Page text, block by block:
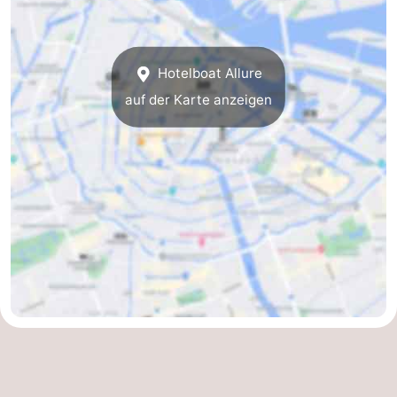
Südholland
Praktisch
Forum
Reisebuchshop
Őffentliche
Verkehr
Route
Hauptbahnhof
Schiphol
Eindhoven
Hotelboat Allure
auf der Karte anzeigen